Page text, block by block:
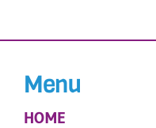
Menu
HOME